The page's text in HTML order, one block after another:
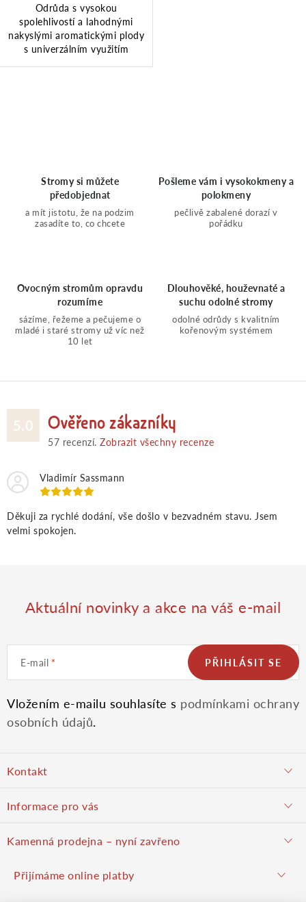
Odrůda s vysokou
spolehlivostí a lahodnými
nakyslými aromatickými plody
s univerzálním využitím
p
r
v
k
y
v
i
s
u
Stromy si můžete
předobjednat
a mít jistotu, že na podzim
zasadíte to, co chcete
Pošleme vám i vysokokmeny a
polokmeny
pečlivě zabalené dorazí v
pořádku
Ovocným stromům opravdu
rozumíme
sázíme, řežeme a pečujeme o
mladé i staré stromy už víc než
10 let
Dlouhověké, houževnaté a
suchu odolné stromy
odolné odrůdy s kvalitním
kořenovým systémem
5.0 Ověřeno zákazníky
57 recenzí. Zobrazit všechny recenze
Vladimír Sassmann
Děkuji za rychlé dodání, vše došlo v bezvadném stavu. Jsem
velmi spokojen.
Aktuální novinky a akce na váš e-mail
E-mail
Vložením e-mailu souhlasíte s podmínkami ochrany
osobních údajů.
PŘIHLÁSIT SE
á
p
Kontakt
Informace pro vás
Hodnocení obchodu
Kamenná prodejna – nyní zavřeno
Přijímáme online platby